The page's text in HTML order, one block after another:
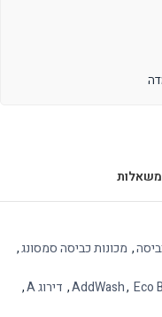
, מכונות כביסה סמסונג,
AddWash, Eco
, דירוג A
,